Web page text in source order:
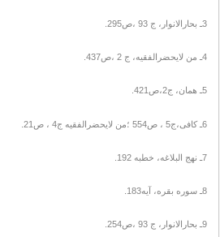
3ـ بحارالانوار، ج 93 ،ص295.
4ـ من لایحضرالفقیه، ج 2 ،ص437.
5ـ همان، ج2،ص421.
6ـ کافی،ج5 ، ص554 ؛من لایحضرالفقیه ج4 ، ص21.
7ـ نهج البلاغه، خطبه 192.
8ـ سوره بقره، آیه183.
9ـ بحارالانوار، ج 93 ،ص254.